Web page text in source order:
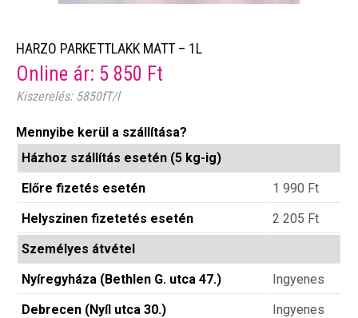
HARZO PARKETTLAKK MATT – 1L
Online ár: 5 850 Ft
Kiszerelés: 5850fT/l
Mennyibe kerül a szállítása?
Házhoz szállítás esetén (5 kg-ig)
Előre fizetés esetén
1 990 Ft
Helyszinen fizetetés esetén
2 205 Ft
Személyes átvétel
Nyíregyháza (Bethlen G. utca 47.)
Ingyenes
Debrecen (Nyíl utca 30.)
Ingyenes